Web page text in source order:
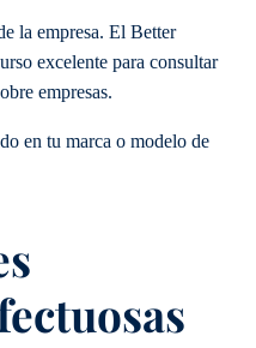
la empresa. El Better
excelente para consultar
empresas.
en tu marca o modelo de